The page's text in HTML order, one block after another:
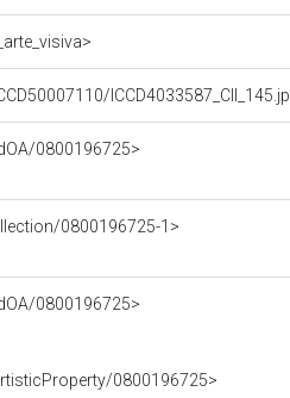
0800196725>
0800196725-1>
0800196725>
0800196725>